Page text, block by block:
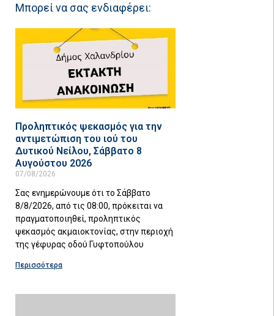
Μπορεί να σας ενδιαφέρει:
Προληπτικός ψεκασμός για την
αντιμετώπιση του ιού του
Δυτικού Νείλου, Σάββατο 8
Αυγούστου 2026
07/08/2026
Σας ενημερώνουμε ότι το Σάββατο
8/8/2026, από τις 08:00, πρόκειται να
πραγματοποιηθεί, προληπτικός
ψεκασμός ακμαιοκτονίας, στην περιοχή
της γέφυρας οδού Γυφτοπούλου
Περισσότερα